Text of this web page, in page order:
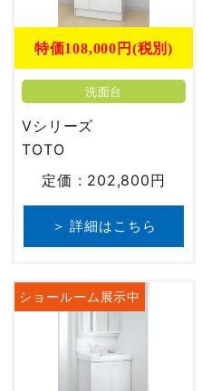
特価108,000円(税別)
洗面台
Vシリーズ
TOTO
定価 : 202,800円
＞ 詳細はこちら
ショールーム展示中